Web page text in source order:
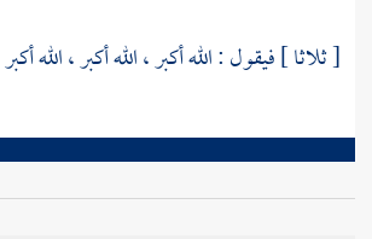
[ ثلاثا ] فيقول : الله أكبر ، الله أكبر ، الله